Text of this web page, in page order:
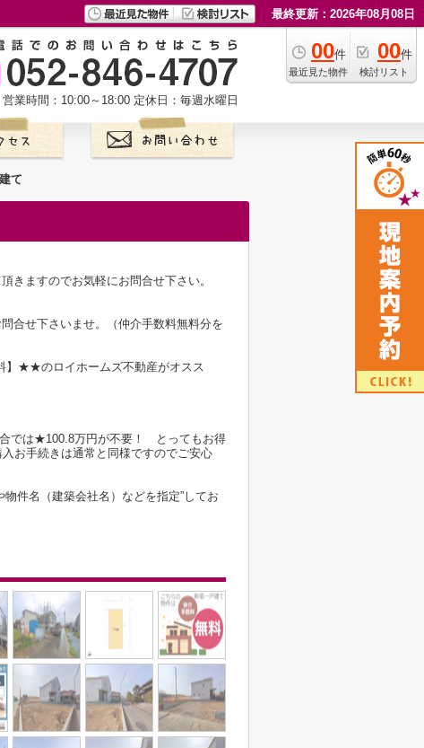
最終更新：2026年08月08日
00件
最近見た物件
00件
検討リスト
営業時間：10:00～18:00 定休日：毎週水曜日
て
きますのでお気軽にお問合せ下さい。
合せ下さいませ。（仲介手数料無料分を
】★★のロイホームズ不動産がオスス
では★100.8万円が不要！ とってもお得
お手続きは通常と同様ですのでご安心
件名（建築会社名）などを指定”してお